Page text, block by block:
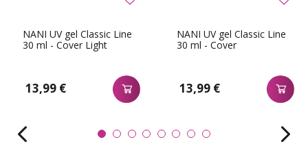
NANI UV gel Classic Line
30 ml - Cover Light
13,99 €
NANI UV gel Classic Line
30 ml - Cover
13,99 €